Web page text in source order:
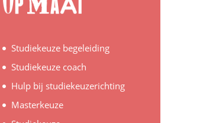
Studiekeuze begeleiding
Studiekeuze coach
Hulp bij studiekeuzerichting
Masterkeuze